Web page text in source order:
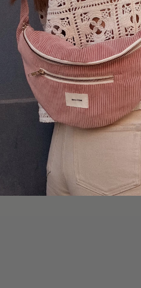
ALLEZ L’AIMER
ET QUE L'ON GARDE
Elle vous suivra partout et gardera vos
est visible en un coup d’œil.
confection au Portugal.